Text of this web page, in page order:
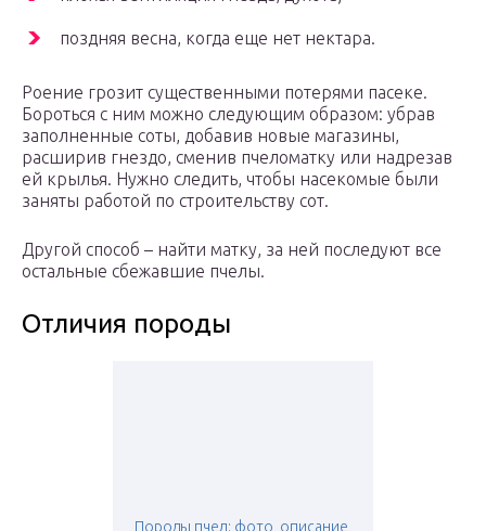
поздняя весна, когда еще нет нектара.
Роение грозит существенными потерями пасеке.
Бороться с ним можно следующим образом: убрав
заполненные соты, добавив новые магазины,
расширив гнездо, сменив пчеломатку или надрезав
ей крылья. Нужно следить, чтобы насекомые были
заняты работой по строительству сот.
Другой способ – найти матку, за ней последуют все
остальные сбежавшие пчелы.
Отличия породы
Породы пчел: фото, описание,